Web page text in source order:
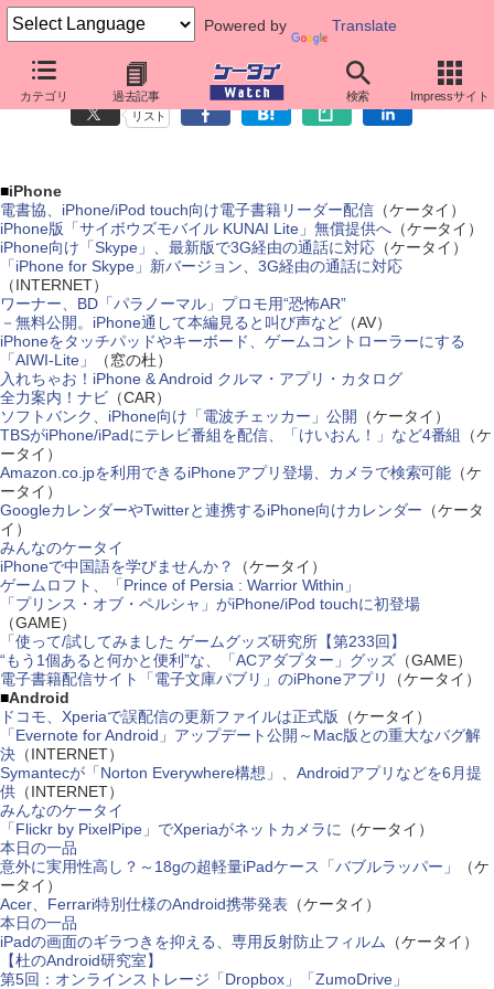
Powered by Translate
カテゴリ 過去記事 検索 Impressサイト
先週のスマートフォン関連ニュース（5月31日～6月6日）
リスト
■iPhone
電書協、iPhone/iPod touch向け電子書籍リーダー配信（ケータイ）
iPhone版「サイボウズモバイル KUNAI Lite」無償提供へ（ケータイ）
iPhone向け「Skype」、最新版で3G経由の通話に対応（ケータイ）
「iPhone for Skype」新バージョン、3G経由の通話に対応
（INTERNET）
ワーナー、BD「パラノーマル」プロモ用“恐怖AR”
－無料公開。iPhone通して本編見ると叫び声など（AV）
iPhoneをタッチパッドやキーボード、ゲームコントローラーにする
「AIWI-Lite」
（窓の杜）
入れちゃお！iPhone & Android クルマ・アプリ・カタログ
全力案内！ナビ（CAR）
ソフトバンク、iPhone向け「電波チェッカー」公開
（ケータイ）
TBSがiPhone/iPadにテレビ番組を配信、「けいおん！」など4番組
（ケ
ータイ）
Amazon.co.jpを利用できるiPhoneアプリ登場、カメラで検索可能 （ケ
ータイ）
GoogleカレンダーやTwitterと連携するiPhone向けカレンダー （ケータ
イ）
みんなのケータイ
iPhoneで中国語を学びませんか？
（ケータイ）
ゲームロフト、「Prince of Persia : Warrior Within」
「プリンス・オブ・ペルシャ」がiPhone/iPod touchに初登場
（GAME）
「使って/試してみました ゲームグッズ研究所【第233回】
“もう1個あると何かと便利”な、「ACアダプター」グッズ（GAME）
電子書籍配信サイト「電子文庫パブリ」のiPhoneアプリ
（ケータイ）
■Android
ドコモ、Xperiaで誤配信の更新ファイルは正式版 （ケータイ）
「Evernote for Android」アップデート公開～Mac版との重大なバグ解
決 （INTERNET）
Symantecが「Norton Everywhere構想」、Androidアプリなどを6月提
供 （INTERNET）
みんなのケータイ
「Flickr by PixelPipe」でXperiaがネットカメラに （ケータイ）
本日の一品
意外に実用性高し？～18gの超軽量iPadケース「バブルラッパー」
（ケ
ータイ）
Acer、Ferrari特別仕様のAndroid携帯発表 （ケータイ）
本日の一品
iPadの画面のギラつきを抑える、専用反射防止フィルム
（ケータイ）
【杜のAndroid研究室】
第5回：オンラインストレージ「Dropbox」「ZumoDrive」